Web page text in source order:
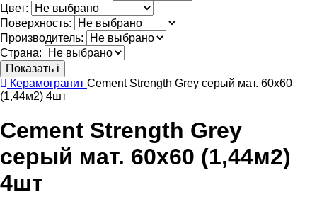
Цвет:
Поверхность:
Производитель:
Страна:
Показать i
Керамогранит Cement Strength Grey серый мат. 60x60
(1,44м2) 4шт
Cement Strength Grey
серый мат. 60x60 (1,44м2)
4шт